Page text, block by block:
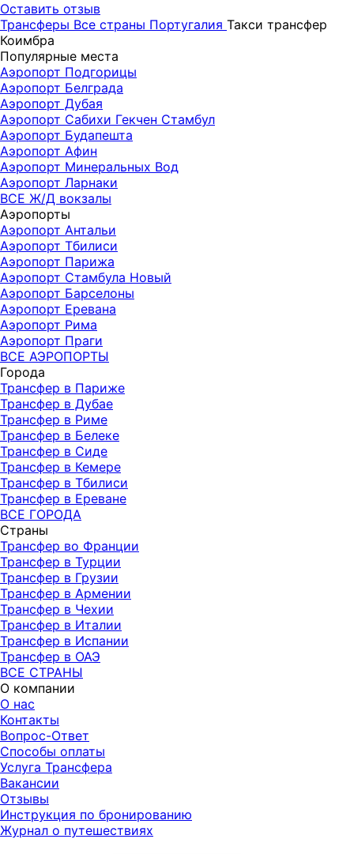
Оставить отзыв
Трансферы Все страны Португалия Такси трансфер
Коимбра
Популярные места
Аэропорт Подгорицы
Аэропорт Белграда
Аэропорт Дубая
Аэропорт Сабихи Гекчен Стамбул
Аэропорт Будапешта
Аэропорт Афин
Аэропорт Минеральных Вод
Аэропорт Ларнаки
ВСЕ Ж/Д вокзалы
Аэропорты
Аэропорт Антальи
Аэропорт Тбилиси
Аэропорт Парижа
Аэропорт Стамбула Новый
Аэропорт Барселоны
Аэропорт Еревана
Аэропорт Рима
Аэропорт Праги
ВСЕ АЭРОПОРТЫ
Города
Трансфер в Париже
Трансфер в Дубае
Трансфер в Риме
Трансфер в Белеке
Трансфер в Сиде
Трансфер в Кемере
Трансфер в Тбилиси
Трансфер в Ереване
ВСЕ ГОРОДА
Страны
Трансфер во Франции
Трансфер в Турции
Трансфер в Грузии
Трансфер в Армении
Трансфер в Чехии
Трансфер в Италии
Трансфер в Испании
Трансфер в ОАЭ
ВСЕ СТРАНЫ
О компании
О нас
Контакты
Вопрос-Ответ
Способы оплаты
Услуга Трансфера
Вакансии
Отзывы
Инструкция по бронированию
Журнал о путешествиях